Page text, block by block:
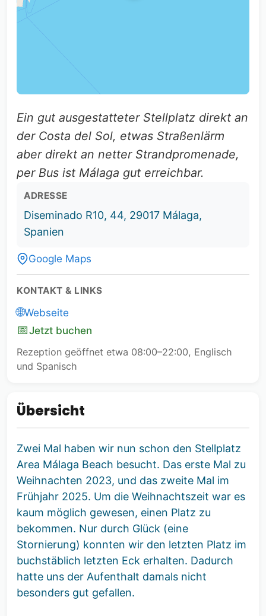
Ein gut ausgestatteter Stellplatz direkt an
der Costa del Sol, etwas Straßenlärm
aber direkt an netter Strandpromenade,
per Bus ist Málaga gut erreichbar.
ADRESSE
Diseminado R10, 44, 29017 Málaga,
Spanien
Google Maps
KONTAKT & LINKS
🌐Webseite
📅Jetzt buchen
Rezeption geöffnet etwa 08:00–22:00, Englisch
und Spanisch
Übersicht
Zwei Mal haben wir nun schon den Stellplatz
Area Málaga Beach besucht. Das erste Mal zu
Weihnachten 2023, und das zweite Mal im
Frühjahr 2025. Um die Weihnachtszeit war es
kaum möglich gewesen, einen Platz zu
bekommen. Nur durch Glück (eine
Stornierung) konnten wir den letzten Platz im
buchstäblich letzten Eck erhalten. Dadurch
hatte uns der Aufenthalt damals nicht
besonders gut gefallen.